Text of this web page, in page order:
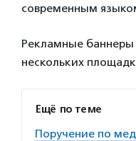
современным
Рекламные
нескольких
Ещё по теме
Поручение по